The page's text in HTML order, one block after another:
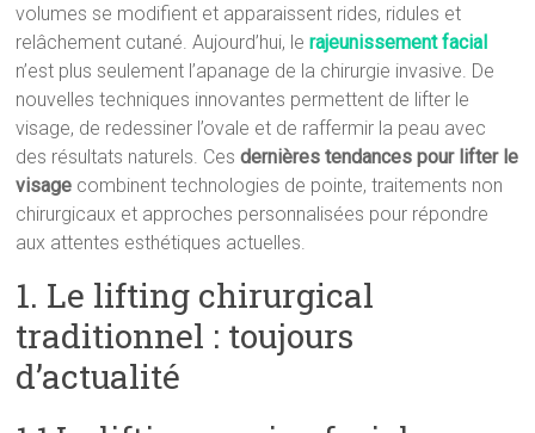
volumes se modifient et apparaissent rides, ridules et
relâchement cutané. Aujourd’hui, lerajeunissement facial
n’est plus seulement l’apanage de la chirurgie invasive. De
nouvelles techniques innovantes permettent de lifter le
visage, de redessiner l’ovale et de raffermir la peau avec
des résultats naturels. Cesdernières tendances pour lifter le
visage combinent technologies de pointe, traitements non
chirurgicaux et approches personnalisées pour répondre
aux attentes esthétiques actuelles.
1. Le lifting chirurgical
traditionnel : toujours
d’actualité